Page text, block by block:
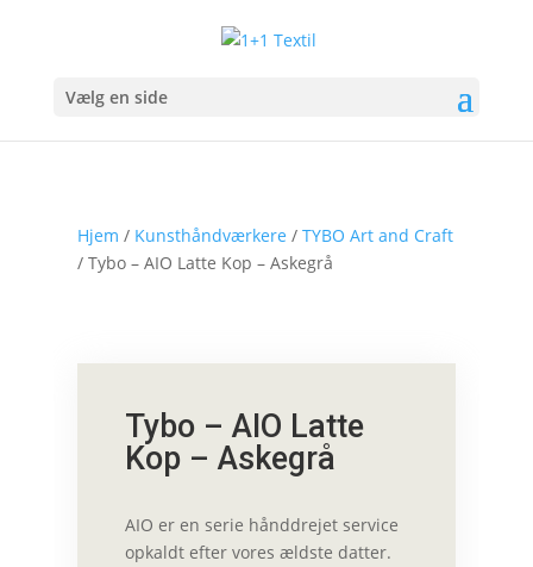
Vælg en side
Hjem / Kunsthåndværkere / TYBO Art and Craft
/ Tybo – AIO Latte Kop – Askegrå
Tybo – AIO Latte
Kop – Askegrå
AIO er en serie hånddrejet service
opkaldt efter vores ældste datter.